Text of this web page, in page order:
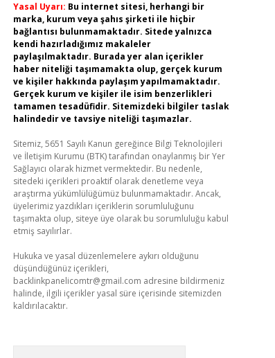
Yasal Uyarı: Bu internet sitesi, herhangi bir
marka, kurum veya şahıs şirketi ile hiçbir
bağlantısı bulunmamaktadır. Sitede yalnızca
kendi hazırladığımız makaleler
paylaşılmaktadır. Burada yer alan içerikler
haber niteliği taşımamakta olup, gerçek kurum
ve kişiler hakkında paylaşım yapılmamaktadır.
Gerçek kurum ve kişiler ile isim benzerlikleri
tamamen tesadüfidir. Sitemizdeki bilgiler taslak
halindedir ve tavsiye niteliği taşımazlar.
Sitemiz, 5651 Sayılı Kanun gereğince Bilgi Teknolojileri
ve İletişim Kurumu (BTK) tarafından onaylanmış bir Yer
Sağlayıcı olarak hizmet vermektedir. Bu nedenle,
sitedeki içerikleri proaktif olarak denetleme veya
araştırma yükümlülüğümüz bulunmamaktadır. Ancak,
üyelerimiz yazdıkları içeriklerin sorumluluğunu
taşımakta olup, siteye üye olarak bu sorumluluğu kabul
etmiş sayılırlar.
Hukuka ve yasal düzenlemelere aykırı olduğunu
düşündüğünüz içerikleri,
backlinkpanelicomtr@gmail.com adresine bildirmeniz
halinde, ilgili içerikler yasal süre içerisinde sitemizden
kaldırılacaktır.